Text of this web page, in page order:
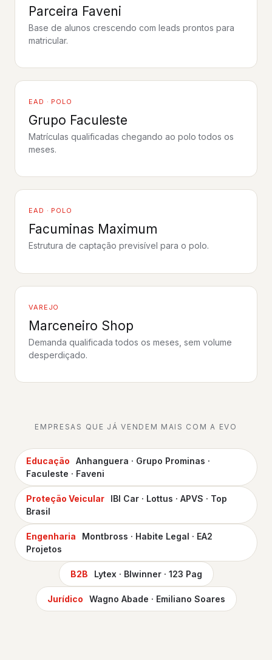
Assistir ao depoimento
Parceira Faveni
Base de alunos crescendo com leads prontos para
matricular.
Assistir ao depoimento
EAD · POLO
Grupo Faculeste
Matrículas qualificadas chegando ao polo todos os
meses.
Assistir ao depoimento
EAD · POLO
Facuminas Maximum
Estrutura de captação previsível para o polo.
Assistir ao depoimento
VAREJO
Marceneiro Shop
Demanda qualificada todos os meses, sem volume
desperdiçado.
EMPRESAS QUE JÁ VENDEM MAIS COM A EVO
Educação
Anhanguera · Grupo Prominas ·
Faculeste · Faveni
Proteção Veicular
IBI Car · Lottus · APVS · Top
Brasil
Engenharia
Montbross · Habite Legal · EA2
Projetos
B2B Lytex · Blwinner · 123 Pag
Jurídico Wagno Abade · Emiliano Soares